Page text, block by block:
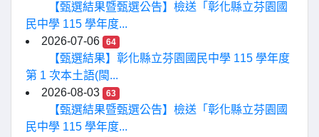
【甄選結果暨甄選公告】檢送「彰化縣立芬園國
民中學 115 學年度...
2026-07-06
64
【甄選結果】彰化縣立芬園國民中學 115 學年度
第 1 次本土語(閩...
2026-08-03
63
【甄選結果暨甄選公告】檢送「彰化縣立芬園國
民中學 115 學年度...